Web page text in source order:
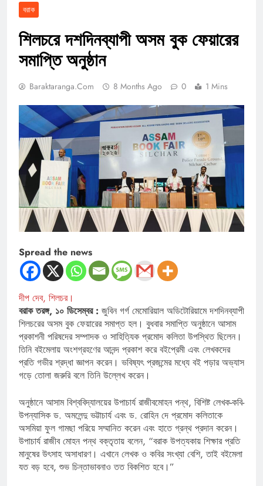
বরাক
শিলচরে দশদিনব্যাপী অসম বুক ফেয়ারের
সমাপ্তি অনুষ্ঠান
Baraktaranga.com 8 Months Ago 0 1 Mins
Spread the news
দীপ দেব, শিলচর।
বরাক তরঙ্গ, ১০ ডিসেম্বর : জুবিন গর্গ মেমোরিয়াল অডিটোরিয়ামে দশদিনব্যাপী
শিলচরের অসম বুক ফেয়ারের সমাপ্ত হল। বুধবার সমাপ্তি অনুষ্ঠানে আসাম
প্রকাশনী পরিষদের সম্পাদক ও সাহিত্যিক প্রমোদ কলিতা উপস্থিত ছিলেন।
তিনি বইমেলায় অংশগ্রহণের আনন্দ প্রকাশ করে বইপ্রেমী এবং লেখকদের
প্রতি গভীর শ্রদ্ধা জ্ঞাপন করেন। ভবিষ্যৎ প্রজন্মের মধ্যে বই পড়ার অভ্যাস
গড়ে তোলা জরুরি বলে তিনি উল্লেখ করেন।
অনুষ্ঠানে আসাম বিশ্ববিদ্যালয়ের উপাচার্য রাজীবমোহন পন্থ, বিশিষ্ট লেখক-কবি-
উপন্যাসিক ড. অমলেন্দু ভট্টাচার্য এবং ড. রোহিন দে প্রমোদ কলিতাকে
অসমিয়া ফুল গামছা পরিয়ে সম্মানিত করেন এবং হাতে গ্রন্থ প্রদান করেন।
উপাচার্য রাজীব মোহন পন্থ বক্তৃতায় বলেন, “বরাক উপত্যকায় শিক্ষার প্রতি
মানুষের উৎসাহ অসাধারণ। এখানে লেখক ও কবির সংখ্যা বেশি, তাই বইমেলা
যত বড় হবে, শুভ চিন্তাভাবনাও তত বিকশিত হবে।”